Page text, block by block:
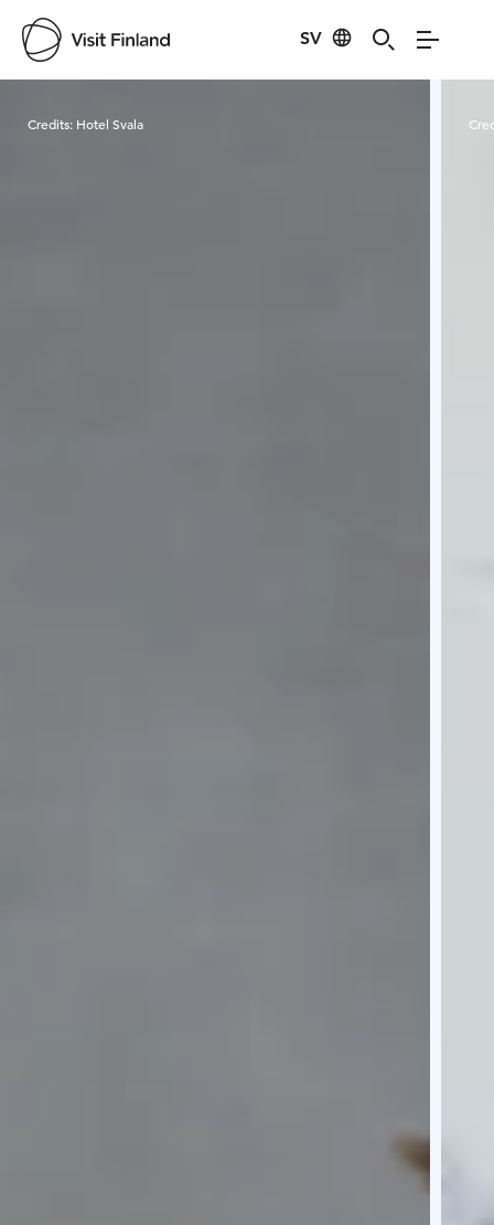
SV
Credits: Hotel Svala